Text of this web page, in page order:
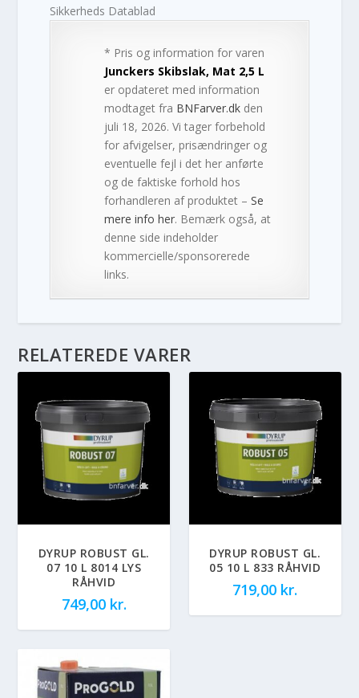
Sikkerheds Datablad
* Pris og information for varen
Junckers Skibslak, Mat 2,5 L
er opdateret med information
modtaget fra BNFarver.dk den
juli 18, 2026. Vi tager forbehold
for afvigelser, prisændringer og
eventuelle fejl i det her anførte
og de faktiske forhold hos
forhandleren af produktet –Se
mere info her. Bemærk også, at
denne side indeholder
kommercielle/sponsorerede
links.
RELATEREDE VARER
DYRUP ROBUST GL.
07 10 L 8014 LYS
RÅHVID
749,00 kr.
DYRUP ROBUST GL.
05 10 L 833 RÅHVID
719,00 kr.